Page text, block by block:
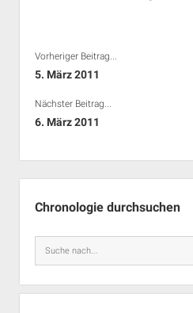
Vorheriger Beitrag...
5. März 2011
Nächster Beitrag...
6. März 2011
Chronologie durchsuchen